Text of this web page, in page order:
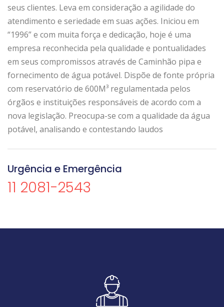
seus clientes. Leva em consideração a agilidade do
atendimento e seriedade em suas ações. Iniciou em
“1996” e com muita força e dedicação, hoje é uma
empresa reconhecida pela qualidade e pontualidades
em seus compromissos através de Caminhão pipa e
fornecimento de água potável. Dispõe de fonte própria
com reservatório de 600M³ regulamentada pelos
órgãos e instituições responsáveis de acordo com a
nova legislação. Preocupa-se com a qualidade da água
potável, analisando e contestando laudos
Urgência e Emergência
11 2081-2543